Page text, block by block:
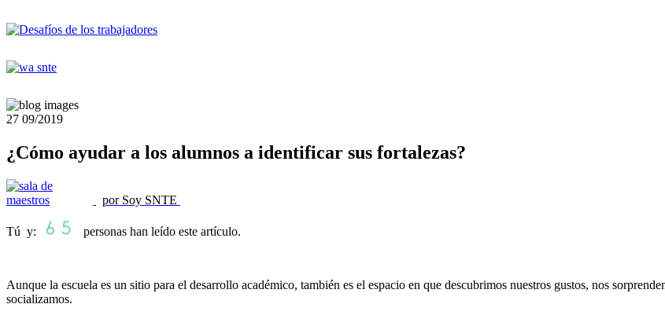
27 09/2019
¿Cómo ayudar a los alumnos a identificar sus fortalezas?
por Soy SNTE
Tú y: personas han leído este artículo.
Aunque la escuela es un sitio para el desarrollo académico, también es el espacio en que descubrimos nuestros gustos, nos
socializamos.